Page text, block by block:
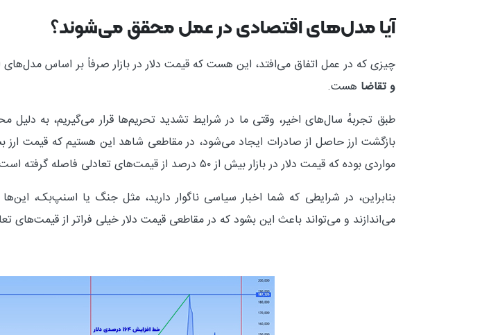
آیا مدل‌های اقتصادی در عمل محقق می‌شوند؟
چیزی که در عمل اتفاق می‌افتد، این هست که قیمت دلار در بازار صرفاً بر اساس
و تقاضا هست.
طبق تجربهٔ سال‌های اخیر، وقتی ما در شرایط تشدید تحریم‌ها قرار می‌گیریم، به
بازگشت ارز حاصل از صادرات ایجاد می‌شود، در مقاطعی شاهد این هستیم که قیمت ارز
مواردی بوده که قیمت دلار در بازار بیش از ۵۰ درصد از قیمت‌های تعادلی فاصله گرفته است.
بنابراین، در شرایطی که شما اخبار سیاسی ناگوار دارید، مثل جنگ یا اسنپ‌بک،
می‌اندازند و می‌تواند باعث این بشود که در مقاطعی قیمت دلار خیلی فراتر از قیمت‌های